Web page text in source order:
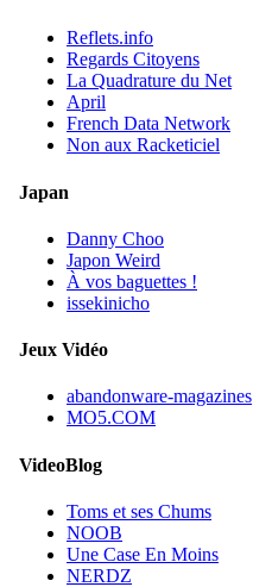
Reflets.info
Regards Citoyens
La Quadrature du Net
April
French Data Network
Non aux Racketiciel
Japan
Danny Choo
Japon Weird
À vos baguettes !
issekinicho
Jeux Vidéo
abandonware-magazines
MO5.COM
VideoBlog
Toms et ses Chums
NOOB
Une Case En Moins
NERDZ